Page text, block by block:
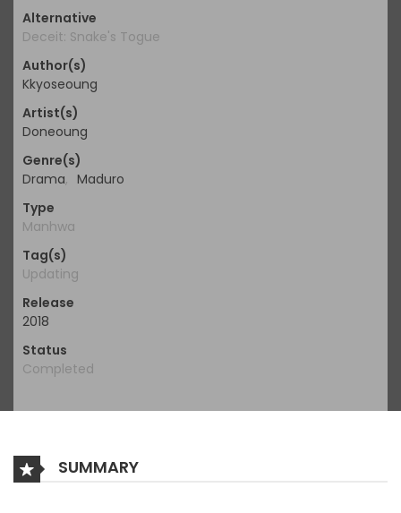
Alternative
Deceit: Snake's Togue
Author(s)
Kkyoseoung
Artist(s)
Doneoung
Genre(s)
Drama, Maduro
Type
Manhwa
Tag(s)
Updating
Release
2018
Status
Completed
SUMMARY